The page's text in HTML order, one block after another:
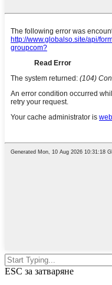
ESC за затваряне